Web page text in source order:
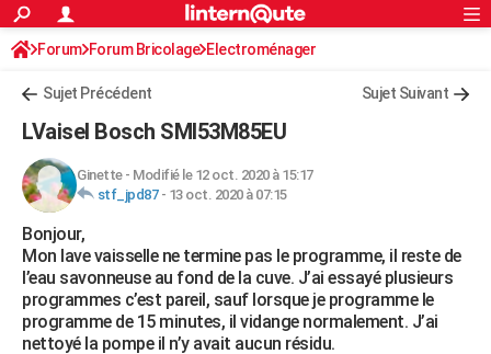
ACTUALITÉS
Politique
Société
Faits Divers
Education
Monde
Villes
+
FINANCE
Retraite
Impôts
Epargne
Immobilier
Risques naturels par ville
Banque
Assurance
Crédit
AUTO
Essais
Réserver un essai
Citadines
Berlines
SUV
Forum auto
+HIGH-TECH
Mobiles
Meilleur smartphone
Internet
Ordinateurs
Jeux vidéo
Guide high-tech
+BRICOLAGE
Forum
Aménagement intérieur
Extérieur
Cuisine
Salle de bains
Jardinage
Rangement
WEEK-END
S'inscrire
Connexion
Forum Forum Bricolage Electroménager
Sujet Précédent Sujet Suivant
LVaisel Bosch SMI53M85EU
Ginette- Modifié le 12 oct. 2020 à 15:17
stf_jpd87- 13 oct. 2020 à 07:15
Bonjour,
Mon lave vaisselle ne termine pas le programme, il reste de
l’eau savonneuse au fond de la cuve. J’ai essayé plusieurs
programmes c’est pareil, sauf lorsque je programme le
programme de 15 minutes, il vidange normalement. J’ai
nettoyé la pompe il n’y avait aucun résidu.